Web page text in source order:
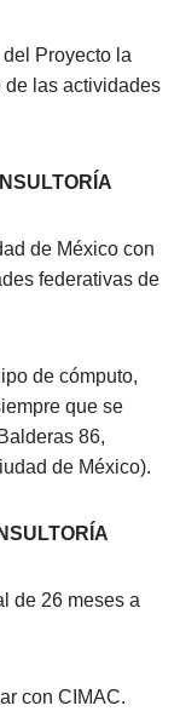
Proyecto la
de las actividades
de México con
federativas de
de cómputo,
que se
86,
de México).
de 26 meses a
con CIMAC.